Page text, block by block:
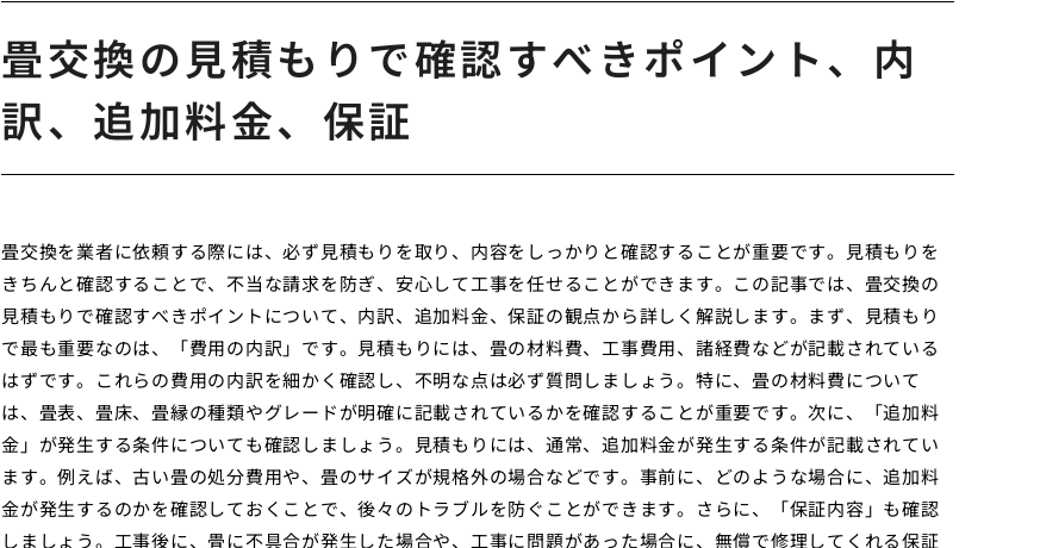
畳交換の見積もりで確認すべきポイント、内
訳、追加料金、保証
畳交換を業者に依頼する際には、必ず見積もりを取り、内容をしっかりと確認することが重要です。見積もりを
きちんと確認することで、不当な請求を防ぎ、安心して工事を任せることができます。この記事では、畳交換の
見積もりで確認すべきポイントについて、内訳、追加料金、保証の観点から詳しく解説します。まず、見積もり
で最も重要なのは、「費用の内訳」です。見積もりには、畳の材料費、工事費用、諸経費などが記載されている
はずです。これらの費用の内訳を細かく確認し、不明な点は必ず質問しましょう。特に、畳の材料費について
は、畳表、畳床、畳縁の種類やグレードが明確に記載されているかを確認することが重要です。次に、「追加料
金」が発生する条件についても確認しましょう。見積もりには、通常、追加料金が発生する条件が記載されてい
ます。例えば、古い畳の処分費用や、畳のサイズが規格外の場合などです。事前に、どのような場合に、追加料
金が発生するのかを確認しておくことで、後々のトラブルを防ぐことができます。さらに、「保証内容」も確認
しましょう。工事後に、畳に不具合が発生した場合や、工事に問題があった場合に、無償で修理してくれる保証